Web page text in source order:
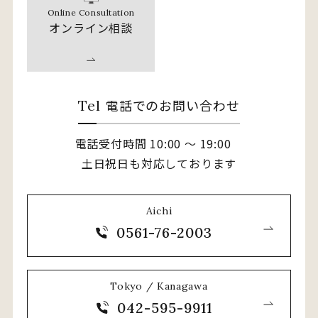
Online Consultation
オンライン相談
Tel 電話でのお問い合わせ
電話受付時間 10:00 〜 19:00
土日祝日も対応しております
Aichi
0561-76-2003
Tokyo / Kanagawa
042-595-9911